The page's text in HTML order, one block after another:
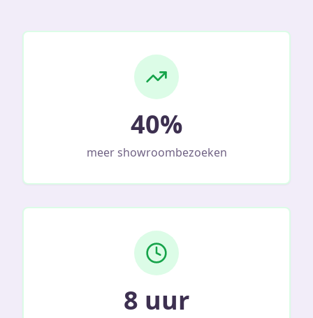
40%
meer showroombezoeken
8 uur